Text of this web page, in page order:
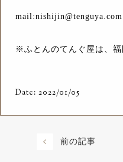
mail:nishijin@tenguya.com
※ふとんのてんぐ屋は、福
Date: 2022/01/05
前の記事